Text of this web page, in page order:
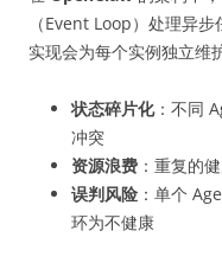
（Event Loop）处理异
实现会为每个实例独立维
状态碎片化：不同
冲突
资源浪费 ：重复的
误判风险 ：单个
环为不健康